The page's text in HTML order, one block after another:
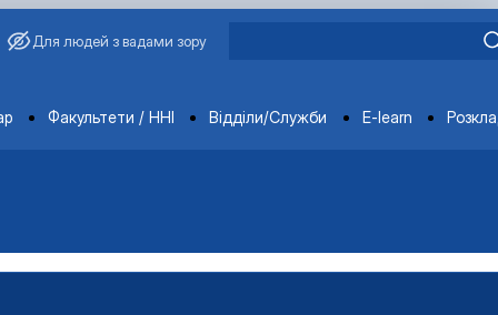
Для людей з вадами зору
Факультети / ННІ Відділи/Служби E-learn